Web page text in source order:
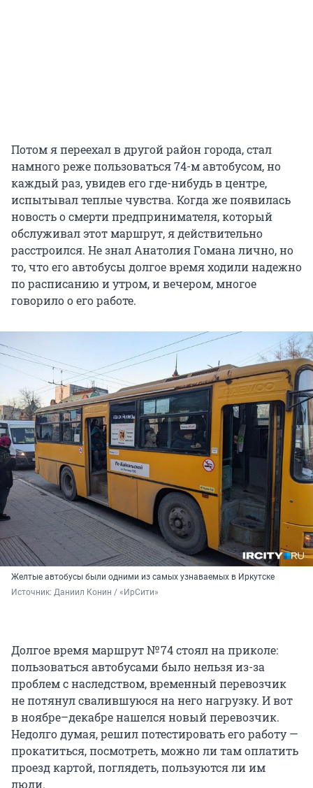
Потом я переехал в другой район города, стал
намного реже пользоваться 74-м автобусом, но
каждый раз, увидев его где-нибудь в центре,
испытывал теплые чувства. Когда же появилась
новость о смерти предпринимателя, который
обслуживал этот маршрут, я действительно
расстроился. Не знал Анатолия Гомана лично, но
то, что его автобусы долгое время ходили надежно
по расписанию и утром, и вечером, многое
говорило о его работе.
Желтые автобусы были одними из самых узнаваемых в Иркутске
Источник: Даниил Конин / «ИрСити»
Долгое время маршрут № 74 стоял на приколе:
пользоваться автобусами было нельзя из-за
проблем с наследством, временный перевозчик
не потянул свалившуюся на него нагрузку. И вот
в ноябре–декабре нашелся новый перевозчик.
Недолго думая, решил потестировать его работу —
прокатиться, посмотреть, можно ли там оплатить
проезд картой, поглядеть, пользуются ли им
люди.